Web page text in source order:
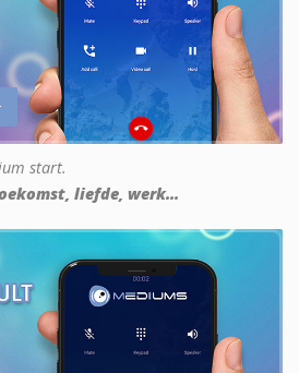
start.
liefde, werk...